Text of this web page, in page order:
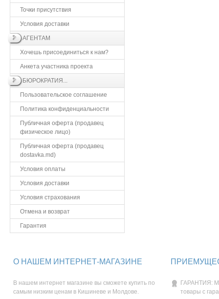
Точки присутствия
Условия доставки
АГЕНТАМ
Хочешь присоединиться к нам?
Анкета участника проекта
БЮРОКРАТИЯ...
Пользовательское соглашение
Политика конфиденциальности
Публичная оферта (продавец
физическое лицо)
Публичная оферта (продавец
dostavka.md)
Условия оплаты
Условия доставки
Условия страхования
Отмена и возврат
Гарантия
О НАШЕМ ИНТЕРНЕТ-МАГАЗИНЕ
В нашем интернет магазине вы сможете купить по
самым низким ценам в Кишиневе и Молдове.
ГАРАНТИЯ:
товары с